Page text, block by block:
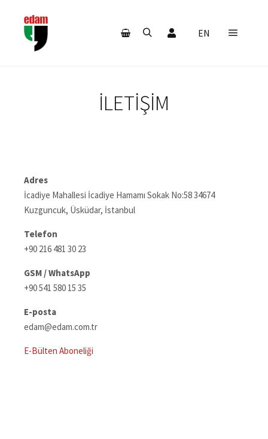
Hesabım
EN
İLETIŞIM
Adres
İcadiye Mahallesi İcadiye Hamamı Sokak No:58 34674
Kuzguncuk, Üsküdar, İstanbul
Telefon
+90 216 481 30 23
GSM / WhatsApp
+90 541 580 15 35
E-posta
edam@edam.com.tr
E-Bülten Aboneliği